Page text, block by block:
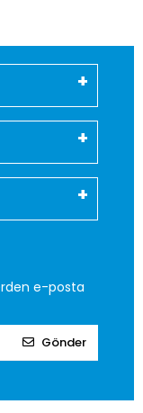
e-posta
Gönder